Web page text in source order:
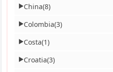
▶China(8)
▶Colombia(3)
▶Costa(1)
▶Croatia(3)